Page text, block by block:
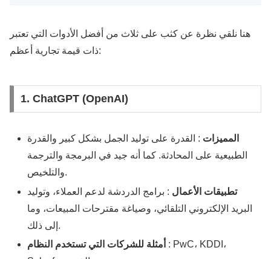
هنا نلقي نظرة عن كثب على ثلاث من أفضل الأدوات التي تعتبر
ذات قيمة تجارية أعظم:
1. ChatGPT (OpenAI)
المميزات : القدرة على توليد الجمل بشكل كبير والقدرة
الطبيعية على المحادثة. كما أنه جيد في البرمجة والترجمة
والتلخيص.
تطبيقات الأعمال : برامج الدردشة لدعم العملاء، وتوليد
البريد الإلكتروني التلقائي، وصياغة مقترحات المبيعات، وما
إلى ذلك.
أمثلة للشركات التي تستخدم النظام : PwC، KDDI،